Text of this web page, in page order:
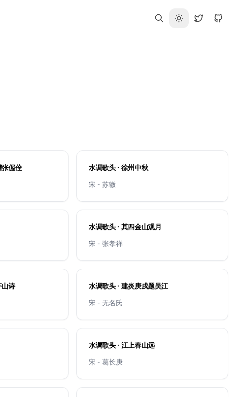
张偓佺
水调歌头 · 徐州中秋
宋 - 苏辙
水调歌头 · 其四金山观月
宋 - 张孝祥
山诗
水调歌头 · 建炎庚戌题吴江
宋 - 无名氏
水调歌头 · 江上春山远
宋 - 葛长庚